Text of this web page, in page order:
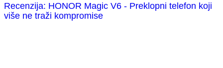
Recenzija: HONOR Magic V6 - Preklopni telefon koji
više ne traži kompromise